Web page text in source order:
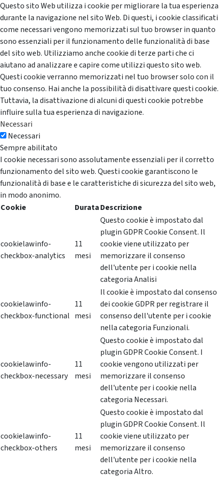
Questo sito Web utilizza i cookie per migliorare la tua esperienza
durante la navigazione nel sito Web. Di questi, i cookie classificati
come necessari vengono memorizzati sul tuo browser in quanto
sono essenziali per il funzionamento delle funzionalità di base
del sito web. Utilizziamo anche cookie di terze parti che ci
aiutano ad analizzare e capire come utilizzi questo sito web.
Questi cookie verranno memorizzati nel tuo browser solo con il
tuo consenso. Hai anche la possibilità di disattivare questi cookie.
Tuttavia, la disattivazione di alcuni di questi cookie potrebbe
influire sulla tua esperienza di navigazione.
Necessari
Necessari
Sempre abilitato
I cookie necessari sono assolutamente essenziali per il corretto
funzionamento del sito web. Questi cookie garantiscono le
funzionalità di base e le caratteristiche di sicurezza del sito web,
in modo anonimo.
Cookie
DurataDescrizione
cookielawinfo-
checkbox-analytics
11
mesi
Questo cookie è impostato dal
plugin GDPR Cookie Consent. Il
cookie viene utilizzato per
memorizzare il consenso
dell'utente per i cookie nella
categoria Analisi
cookielawinfo-
checkbox-functional
11
mesi
Il cookie è impostato dal consenso
dei cookie GDPR per registrare il
consenso dell'utente per i cookie
nella categoria Funzionali.
cookielawinfo-
checkbox-necessary
11
mesi
Questo cookie è impostato dal
plugin GDPR Cookie Consent. I
cookie vengono utilizzati per
memorizzare il consenso
dell'utente per i cookie nella
categoria Necessari.
cookielawinfo-
checkbox-others
11
mesi
Questo cookie è impostato dal
plugin GDPR Cookie Consent. Il
cookie viene utilizzato per
memorizzare il consenso
dell'utente per i cookie nella
categoria Altro.